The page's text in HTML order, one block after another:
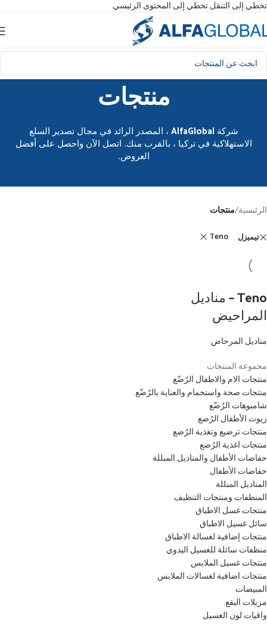
تخطي إلى التنقلتخطي إلى المحتوى الرئيسي
منتجات
شركة AlfaGlobal ، المصدر الرائد في مجال تصدير السلع
الاستهلاكية في تركيا ، بالقرب منك. اتصل الآن واحصل على أفضل
العروض.
مجموعة المنتجات
منتجات الام والاطفال الرُضّع
منتجات صحة واستحمام والعناية بالرُضّع
شامبوهات الرُضّع
زيوت الأطفال الرُضع
منتجات ترضيع وتغذية الرُضع
منتجات اغذية الرُضع
حفاضات الأطفال والمناديل المبللة
حفاضات الأطفال
المناديل المبللة
المنظفات ومنتجات التنظيف
منتجات غسل الاطباق
سائل غسيل الاطباق
منتجات إضافية لغسالة الاطباق
منظفات سائلة للغسيل اليدوي
منتجات غسيل الملابس
منتجات اضافية لغسالات الملابس
المبيضات
مزيلات البقع
واقيات لون الغسيل
الرئيسية/منتجات
تيميزل Teno
Teno – مناديل
المراحيض
مناديل المرحاض